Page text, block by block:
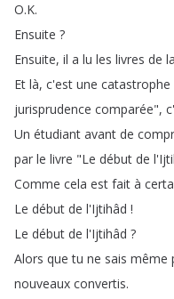
O.K.
Ensuite ?
Ensuite, il a lu les livres de la
Et là, c'est une catastrophe
jurisprudence comparée",
Un étudiant avant de
par le livre "Le début de
Comme cela est fait à
Le début de l'Ijtihâd !
Le début de l'Ijtihâd ?
Alors que tu ne sais même
nouveaux convertis.